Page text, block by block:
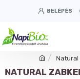
BELÉPÉS
Natural
NATURAL